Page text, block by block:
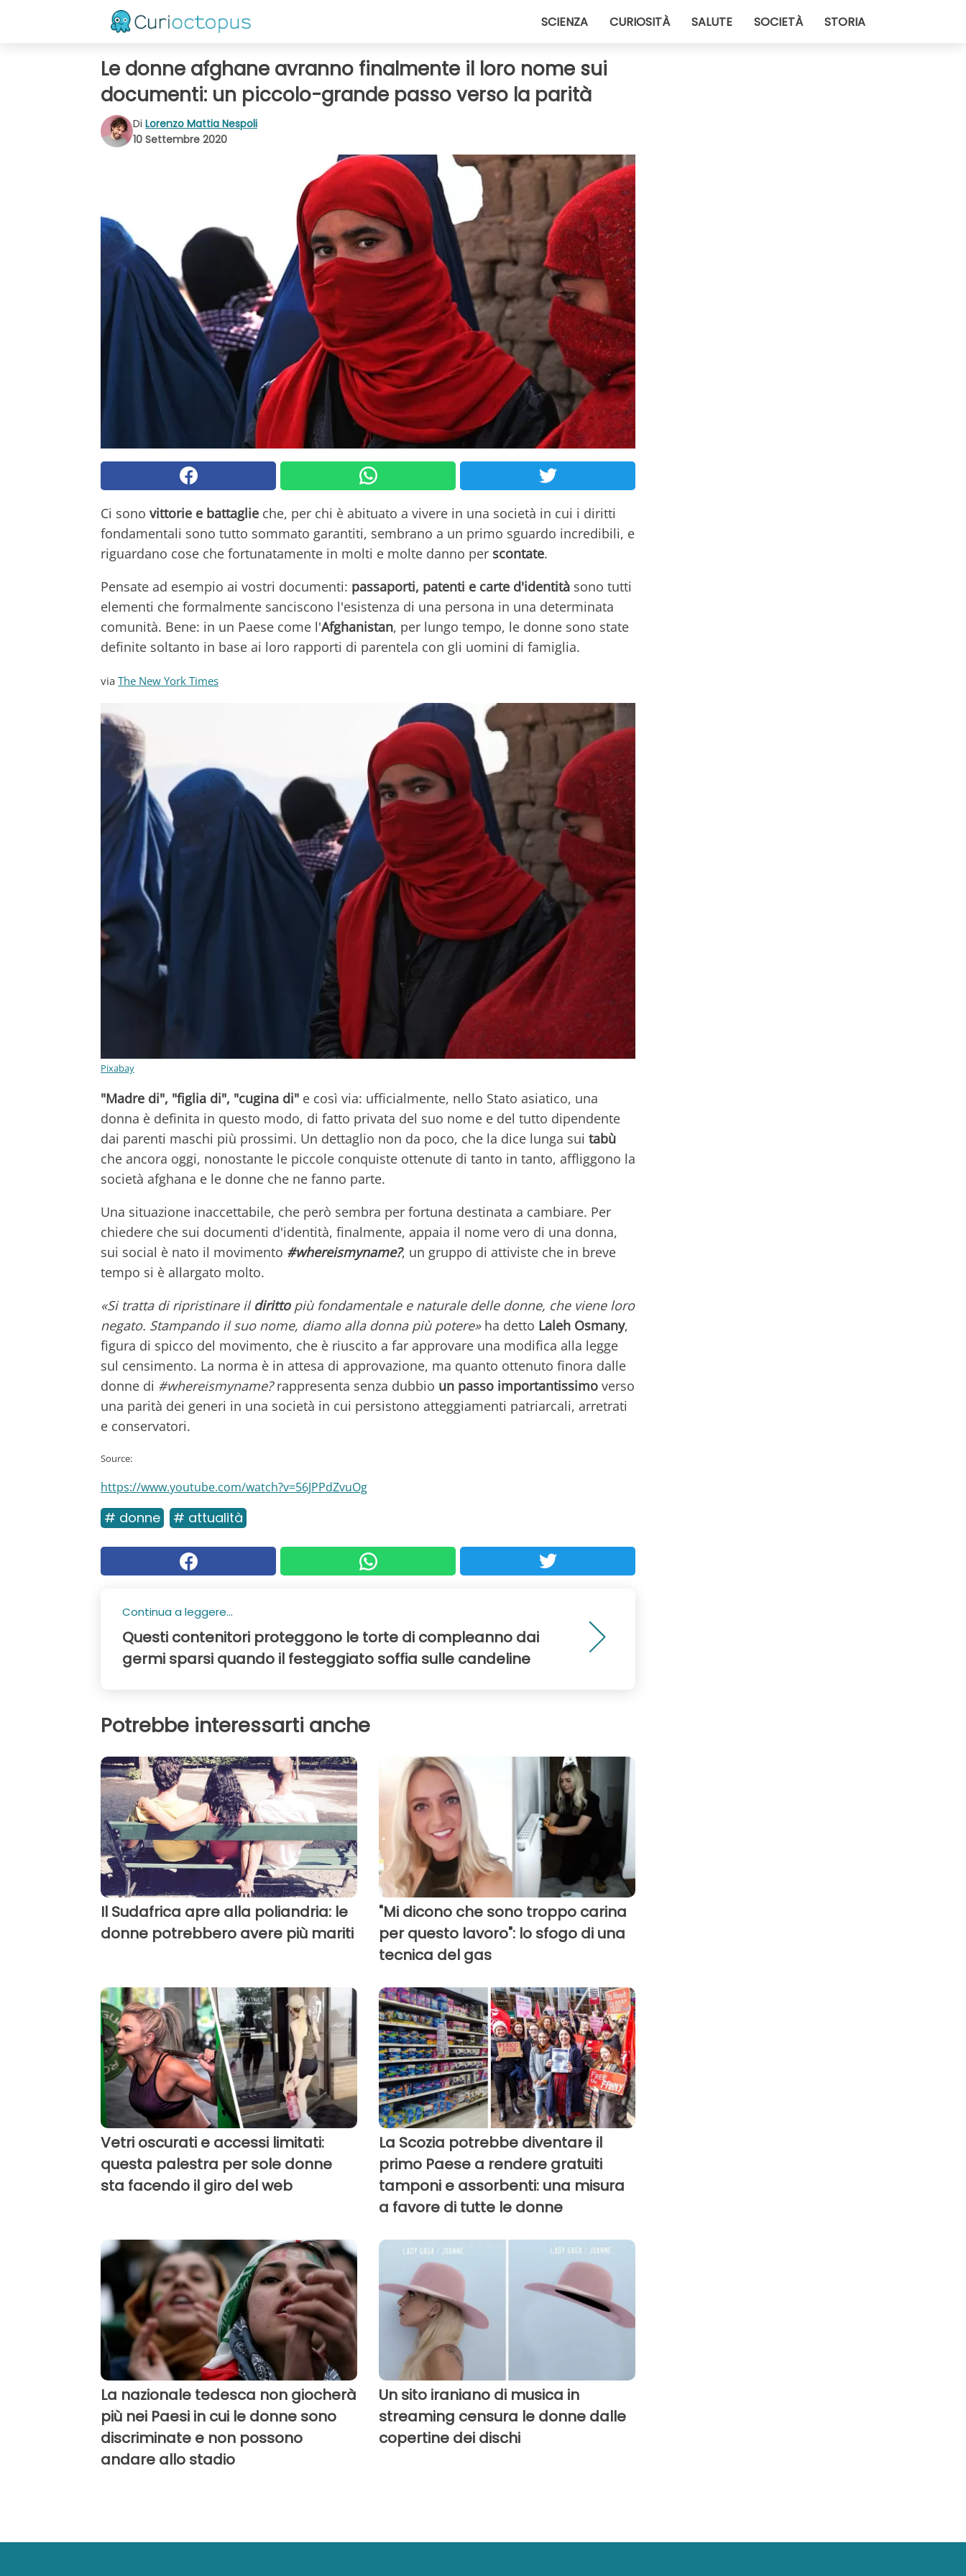
SCIENZA CURIOSITÀ SALUTE SOCIETÀ STORIA
Le donne afghane avranno finalmente il loro nome sui
documenti: un piccolo-grande passo verso la parità
Di Lorenzo Mattia Nespoli
10 Settembre 2020
Ci sono vittorie e battaglie che, per chi è abituato a vivere in una società in cui i diritti
fondamentali sono tutto sommato garantiti, sembrano a un primo sguardo incredibili, e
riguardano cose che fortunatamente in molti e molte danno per scontate.
Pensate ad esempio ai vostri documenti: passaporti, patenti e carte d'identità sono tutti
elementi che formalmente sanciscono l'esistenza di una persona in una determinata
comunità. Bene: in un Paese come l'Afghanistan, per lungo tempo, le donne sono state
definite soltanto in base ai loro rapporti di parentela con gli uomini di famiglia.
via The New York Times
Pixabay
"Madre di", "figlia di", "cugina di" e così via: ufficialmente, nello Stato asiatico, una
donna è definita in questo modo, di fatto privata del suo nome e del tutto dipendente
dai parenti maschi più prossimi. Un dettaglio non da poco, che la dice lunga sui tabù
che ancora oggi, nonostante le piccole conquiste ottenute di tanto in tanto, affliggono la
società afghana e le donne che ne fanno parte.
Una situazione inaccettabile, che però sembra per fortuna destinata a cambiare. Per
chiedere che sui documenti d'identità, finalmente, appaia il nome vero di una donna,
sui social è nato il movimento #whereismyname?, un gruppo di attiviste che in breve
tempo si è allargato molto.
«Si tratta di ripristinare il dirittopiù fondamentale e naturale delle donne, che viene loro
negato. Stampando il suo nome, diamo alla donna più potere»ha detto Laleh Osmany,
figura di spicco del movimento, che è riuscito a far approvare una modifica alla legge
sul censimento. La norma è in attesa di approvazione, ma quanto ottenuto finora dalle
donne di #whereismyname?rappresenta senza dubbio un passo importantissimo verso
una parità dei generi in una società in cui persistono atteggiamenti patriarcali, arretrati
e conservatori.
Source:
https://www.youtube.com/watch?v=56JPPdZvuOg
# donne # attualità
Continua a leggere...
Questi contenitori proteggono le torte di compleanno dai
germi sparsi quando il festeggiato soffia sulle candeline
Potrebbe interessarti anche
Il Sudafrica apre alla poliandria: le
donne potrebbero avere più mariti
"Mi dicono che sono troppo carina
per questo lavoro": lo sfogo di una
tecnica del gas
Vetri oscurati e accessi limitati:
questa palestra per sole donne
sta facendo il giro del web
La Scozia potrebbe diventare il
primo Paese a rendere gratuiti
tamponi e assorbenti: una misura
a favore di tutte le donne
La nazionale tedesca non giocherà
più nei Paesi in cui le donne sono
discriminate e non possono
andare allo stadio
Un sito iraniano di musica in
streaming censura le donne dalle
copertine dei dischi